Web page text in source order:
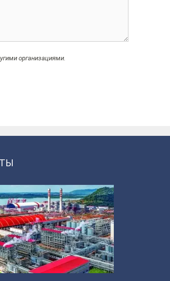
организациями.